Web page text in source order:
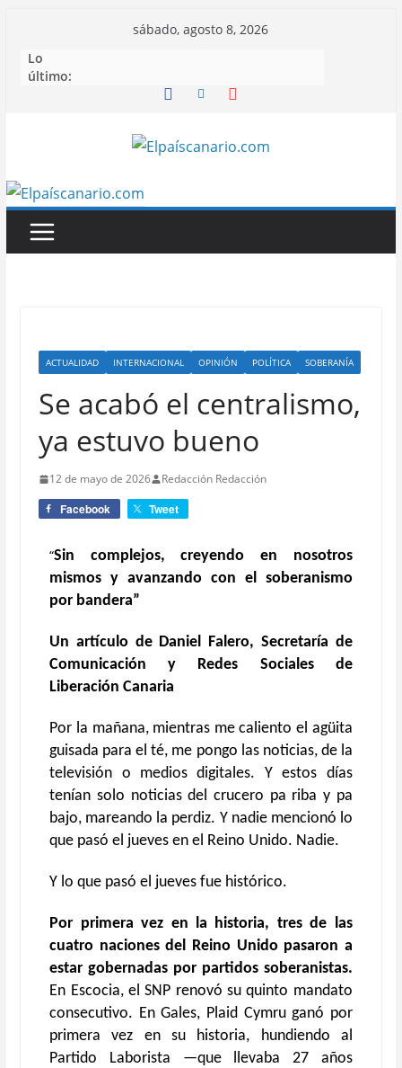
contenido
sábado, agosto 8, 2026
Lo
último:
ACTUALIDAD INTERNACIONAL OPINIÓN POLÍTICA SOBERANÍA
Se acabó el centralismo,
ya estuvo bueno
12 de mayo de 2026 Redacción Redacción
Facebook Tweet
“Sin complejos, creyendo en nosotros
mismos y avanzando con el soberanismo
por bandera”
Un artículo de Daniel Falero,Secretaría de
Comunicación y Redes Sociales de
Liberación Canaria
Por la mañana, mientras me caliento el agüita
guisada para el té, me pongo las noticias, de la
televisión o medios digitales. Y estos días
tenían solo noticias del crucero pa riba y pa
bajo, mareando la perdiz. Y nadie mencionó lo
que pasó el jueves en el Reino Unido. Nadie.
Y lo que pasó el jueves fue histórico.
Por primera vez en la historia, tres de las
cuatro naciones del Reino Unido pasaron a
estar gobernadas por partidos soberanistas.
En Escocia, el SNP renovó su quinto mandato
consecutivo. En Gales, Plaid Cymru ganó por
primera vez en su historia, hundiendo al
Partido Laborista —que llevaba 27 años